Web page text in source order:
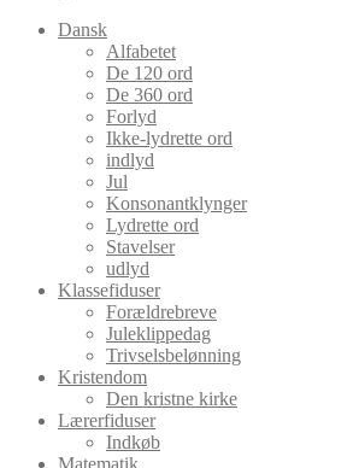
Dansk
Alfabetet
De 120 ord
De 360 ord
Forlyd
Ikke-lydrette ord
indlyd
Jul
Konsonantklynger
Lydrette ord
Stavelser
udlyd
Klassefiduser
Forældrebreve
Juleklippedag
Trivselsbelønning
Kristendom
Den kristne kirke
Lærerfiduser
Indkøb
Matematik